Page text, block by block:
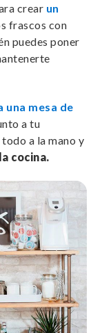
crear un
frascos con
puedes poner
una mesa de
a tu
a la mano y
cocina.